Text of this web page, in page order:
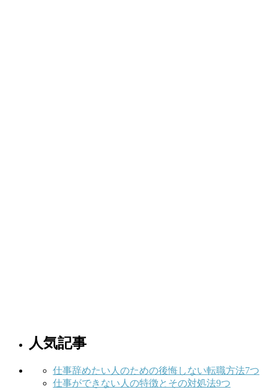
人気記事
仕事辞めたい人のための後悔しない転職方法7つ
仕事ができない人の特徴とその対処法9つ